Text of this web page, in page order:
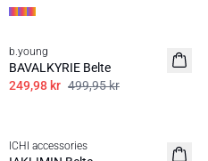
50%
b.young
BAVALKYRIE Belte
249,98 kr 499,95 kr
ICHI accessories